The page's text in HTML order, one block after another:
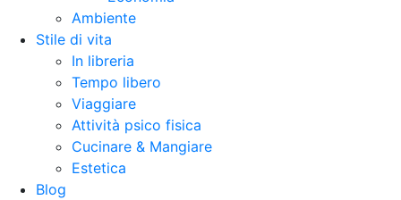
Ambiente
Stile di vita
In libreria
Tempo libero
Viaggiare
Attività psico fisica
Cucinare & Mangiare
Estetica
Blog